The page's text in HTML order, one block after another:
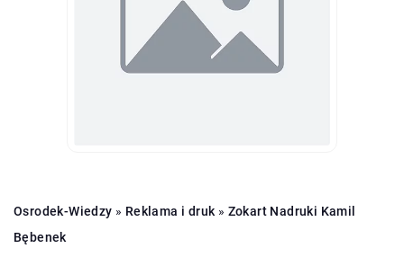
Osrodek-Wiedzy » Reklama i druk » Zokart Nadruki Kamil
Bębenek